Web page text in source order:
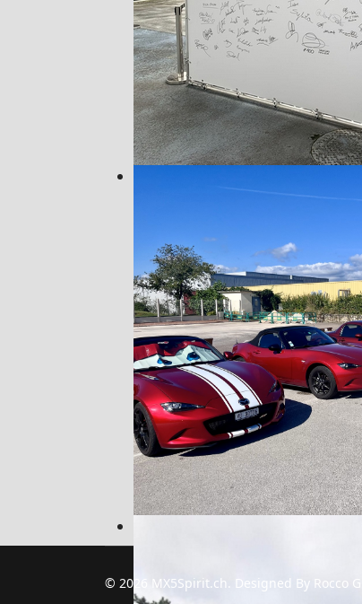
© 2026 MX5Spirit.ch. Designed By Rocco G.